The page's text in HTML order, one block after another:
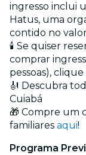
ingresso inclui
Hatus, uma
contido no
🕯️ Se quiser
comprar
pessoas), clique
🎻 Descubra
Cuiabá
🎁 Compre um
familiares aqui!
Programa